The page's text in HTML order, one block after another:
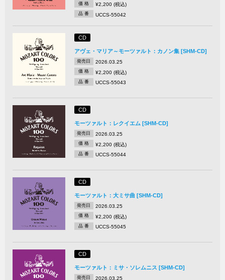
価 格 ¥2,200 (税込)
品 番 UCCS-55042
CD
アヴェ・マリア～モーツァルト：カノン集 [SHM-CD]
発売日 2026.03.25
価 格 ¥2,200 (税込)
品 番 UCCS-55043
CD
モーツァルト：レクイエム [SHM-CD]
発売日 2026.03.25
価 格 ¥2,200 (税込)
品 番 UCCS-55044
CD
モーツァルト：大ミサ曲 [SHM-CD]
発売日 2026.03.25
価 格 ¥2,200 (税込)
品 番 UCCS-55045
CD
モーツァルト：ミサ・ソレムニス [SHM-CD]
発売日 2026.03.25